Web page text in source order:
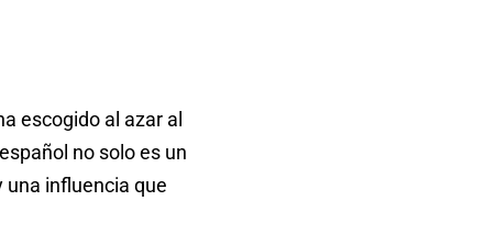
escogido al azar al
no solo es un
una influencia que